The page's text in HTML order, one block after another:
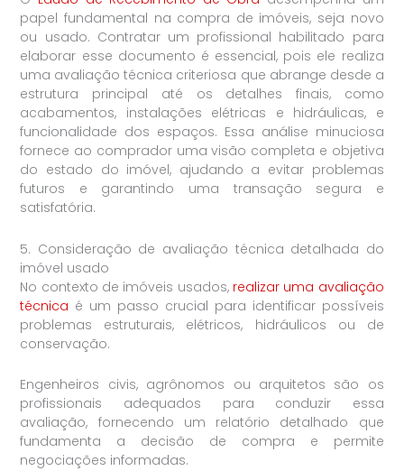
papel fundamental na compra de imóveis, seja novo
ou usado. Contratar um profissional habilitado para
elaborar esse documento é essencial, pois ele realiza
uma avaliação técnica criteriosa que abrange desde a
estrutura principal até os detalhes finais, como
acabamentos, instalações elétricas e hidráulicas, e
funcionalidade dos espaços. Essa análise minuciosa
fornece ao comprador uma visão completa e objetiva
do estado do imóvel, ajudando a evitar problemas
futuros e garantindo uma transação segura e
satisfatória.
5. Consideração de avaliação técnica detalhada do
imóvel usado
No contexto de imóveis usados, realizar uma avaliação
técnica é um passo crucial para identificar possíveis
problemas estruturais, elétricos, hidráulicos ou de
conservação.
Engenheiros civis, agrônomos ou arquitetos são os
profissionais adequados para conduzir essa
avaliação, fornecendo um relatório detalhado que
fundamenta a decisão de compra e permite
negociações informadas.